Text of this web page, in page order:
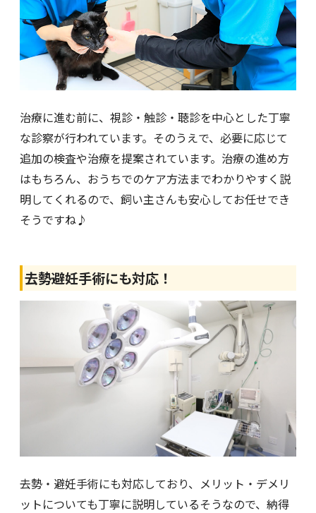
治療に進む前に、視診・触診・聴診を中心とした丁寧
な診察が行われています。そのうえで、必要に応じて
追加の検査や治療を提案されています。治療の進め方
はもちろん、おうちでのケア方法までわかりやすく説
明してくれるので、飼い主さんも安心してお任せでき
そうですね♪
去勢避妊手術にも対応！
去勢・避妊手術にも対応しており、メリット・デメリ
ットについても丁寧に説明しているそうなので、納得